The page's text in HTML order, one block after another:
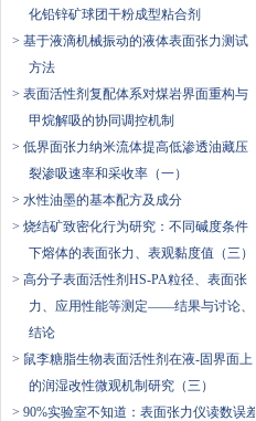
化铅锌矿球团干粉成型粘合剂
> 基于液滴机械振动的液体表面张力测试
方法
> 表面活性剂复配体系对煤岩界面重构与
甲烷解吸的协同调控机制
> 低界面张力纳米流体提高低渗透油藏压
裂渗吸速率和采收率（一）
> 水性油墨的基本配方及成分
> 烧结矿致密化行为研究：不同碱度条件
下熔体的表面张力、表观黏度值（三）
> ​高分子表面活性剂HS-PA粒径、表面张
力、应用性能等测定——结果与讨论、
结论
> 鼠李糖脂生物表面活性剂在液-固界面上
的润湿改性微观机制研究（三）
> ​90%实验室不知道：表面张力仪读数误差